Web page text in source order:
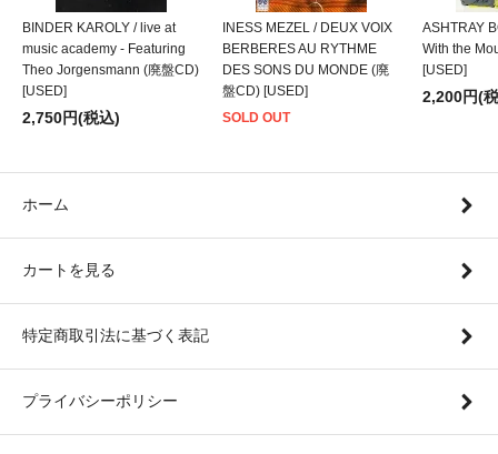
BINDER KAROLY / live at
music academy - Featuring
Theo Jorgensmann (廃盤CD)
[USED]
2,750円(税込)
INESS MEZEL / DEUX VOIX
BERBERES AU RYTHME
DES SONS DU MONDE (廃
盤CD) [USED]
SOLD OUT
ASHTRAY
With the
[USED]
2,200円(
ホーム
カートを見る
特定商取引法に基づく表記
プライバシーポリシー